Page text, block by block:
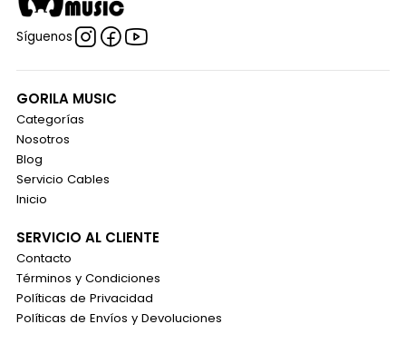
Síguenos
GORILA MUSIC
Categorías
Nosotros
Blog
Servicio Cables
Inicio
SERVICIO AL CLIENTE
Contacto
Términos y Condiciones
Políticas de Privacidad
Políticas de Envíos y Devoluciones